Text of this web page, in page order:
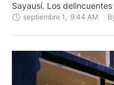
Sayausí. Los
plasma de 40 pulgadas y
septiembre 1 9:44 AM